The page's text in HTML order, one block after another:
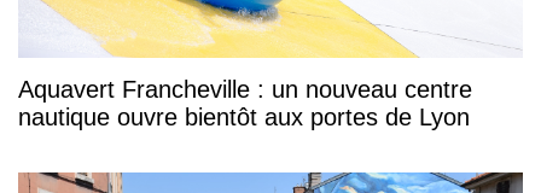
Aquavert Francheville : un nouveau centre
nautique ouvre bientôt aux portes de Lyon